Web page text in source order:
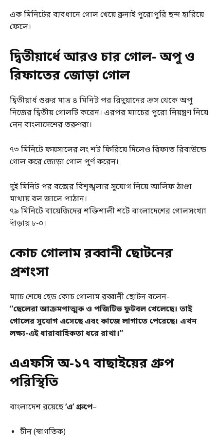
এক মিনিটের ব্যবধানে গোল খেয়ে ব্রুনাই পুরোপুরি ছন্দ হারিয়ে
ফেলে।
দ্বিতীয়ার্ধে আরও চার গোল- অপু ও
রিফাতের জোড়া গোল
দ্বিতীয়ার্ধ শুরুর মাত্র ৪ মিনিট পর রিদুয়ানের ক্রস থেকে অপু
নিজের দ্বিতীয় গোলটি করেন। এরপর ম্যাচের পুরো নিয়ন্ত্রণ নিয়ে
নেন বাংলাদেশের তরুণরা।
৭৩ মিনিটে ফয়সালের লং শট ফিরিয়ে দিলেও রিফাত রিবাউন্ডে
গোল করে জোড়া গোল পূর্ণ করেন।
দুই মিনিট পর বক্সের বিশৃঙ্খলার সুযোগ নিয়ে আলিফ ঠাণ্ডা
মাথায় বল জালে পাঠান।
৭৯ মিনিটে বায়েজিদের শক্তিশালী শটে বাংলাদেশের গোলসংখ্যা
দাঁড়ায় ৮-০।
কোচ গোলাম রব্বানী ছোটনের
প্রশংসা
ম্যাচ শেষে হেড কোচ গোলাম রব্বানী ছোটন বলেন-
“ছেলেরা আক্রমণাত্মক ও পজিটিভ ফুটবল খেলেছে। তাই
গোলের সুযোগ এসেছে এবং কাজে লাগাতে পেরেছে। এখন
লক্ষ্য-এই ধারাবাহিকতা ধরে রাখা।”
এএফসি অ-১৭ বাছাইয়ের গ্রুপ
পরিস্থিতি
বাংলাদেশ রয়েছে‘এ’ গ্রুপে–
চীন (স্বাগতিক)